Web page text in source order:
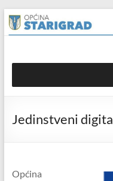
content
Skip
to
content
Općina
Starigrad
mrežna
Jedinstveni
Općina